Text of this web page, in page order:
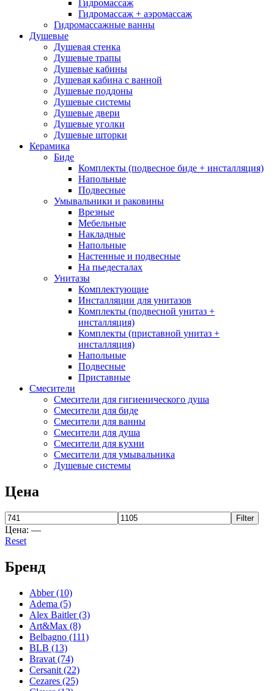
Гидромассаж
Гидромассаж + аэромассаж
Гидромассажные ванны
Душевые
Душевая стенка
Душевые трапы
Душевые кабины
Душевая кабина с ванной
Душевые поддоны
Душевые системы
Душевые двери
Душевые уголки
Душевые шторки
Керамика
Биде
Комплекты (подвесное биде + инсталляция)
Напольные
Подвесные
Умывальники и раковины
Врезные
Мебельные
Накладные
Напольные
Настенные и подвесные
На пьедесталах
Унитазы
Комплектующие
Инсталляции для унитазов
Комплекты (подвесной унитаз +
инсталляция)
Комплекты (приставной унитаз +
инсталляция)
Напольные
Подвесные
Приставные
Смесители
Смесители для гигиенического душа
Смесители для биде
Смесители для ванны
Смесители для душа
Смесители для кухни
Смесители для умывальника
Душевые системы
Цена
Filter
Цена: —
Reset
Бренд
Abber(10)
Adema (5)
Alex Baitler(3)
Art&Max (8)
Belbagno (111)
BLB (13)
Bravat (74)
Cersanit (22)
Cezares (25)